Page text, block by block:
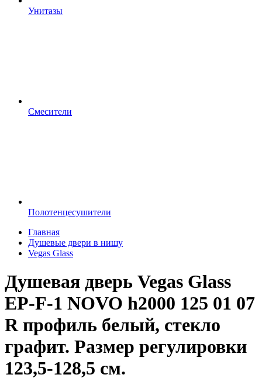
Унитазы
Смесители
Полотенцесушители
Главная
Душевые двери в нишу
Vegas Glass
Душевая дверь Vegas Glass
EP-F-1 NOVO h2000 125 01 07
R профиль белый, стекло
графит. Размер регулировки
123,5-128,5 см.